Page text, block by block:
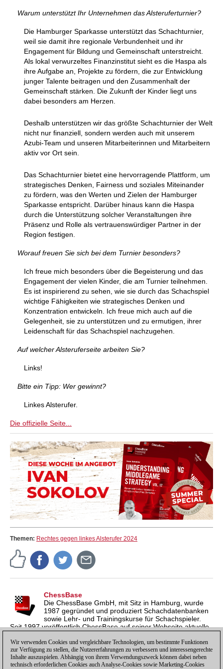
Warum unterstützt Ihr Unternehmen das Alsteruferturnier?
Die Hamburger Sparkasse unterstützt das Schachturnier,
weil sie damit ihre regionale Verbundenheit und ihr
Engagement für Bildung und Gemeinschaft unterstreicht.
Als lokal verwurzeltes Finanzinstitut sieht es die Haspa als
ihre Aufgabe an, Projekte zu fördern, die zur Entwicklung
junger Talente beitragen und den Zusammenhalt der
Gemeinschaft stärken. Die Zukunft der Kinder liegt uns
dabei besonders am Herzen.
Deshalb unterstützen wir das größte Schachturnier der Welt
nicht nur finanziell, sondern werden auch mit unserem
Azubi-Team und unseren Mitarbeiterinnen und Mitarbeitern
aktiv vor Ort sein.
Das Schachturnier bietet eine hervorragende Plattform, um
strategisches Denken, Fairness und soziales Miteinander
zu fördern, was den Werten und Zielen der Hamburger
Sparkasse entspricht. Darüber hinaus kann die Haspa
durch die Unterstützung solcher Veranstaltungen ihre
Präsenz und Rolle als vertrauenswürdiger Partner in der
Region festigen.
Worauf freuen Sie sich bei dem Turnier besonders?
Ich freue mich besonders über die Begeisterung und das
Engagement der vielen Kinder, die am Turnier teilnehmen.
Es ist inspirierend zu sehen, wie sie durch das Schachspiel
wichtige Fähigkeiten wie strategisches Denken und
Konzentration entwickeln. Ich freue mich auch auf die
Gelegenheit, sie zu unterstützen und zu ermutigen, ihrer
Leidenschaft für das Schachspiel nachzugehen.
Auf welcher Alsteruferseite arbeiten Sie?
Links!
Bitte ein Tipp: Wer gewinnt?
Linkes Alsterufer.
Die offizielle Seite...
Themen: Rechtes gegen linkes Alsterufer 2024
ChessBase
Die ChessBase GmbH, mit Sitz in Hamburg, wurde
1987 gegründet und produziert Schachdatenbanken
sowie Lehr- und Trainingskurse für Schachspieler.
Seit 1997 veröffentlich ChessBase auf seiner Webseite aktuelle
inzwischen in vier Sprachen und gilt weltweit als wichtigste
Schachnachrichtenseite.
Wir verwenden Cookies und vergleichbare Technologien, um bestimmte Funktionen
zur Verfügung zu stellen, die Nutzererfahrungen zu verbessern und interessengerechte
Inhalte auszuspielen. Abhängig von ihrem Verwendungszweck können dabei neben
technisch erforderlichen Cookies auch Analyse-Cookies sowie Marketing-Cookies